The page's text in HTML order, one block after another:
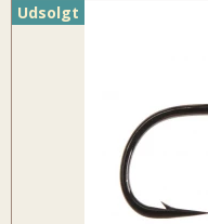
Udsolgt